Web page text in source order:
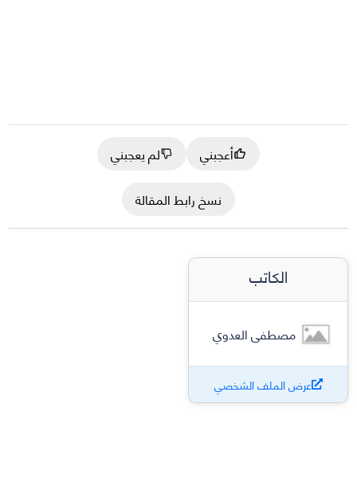
أعجبني
لم يعجبني
نسخ رابط المقالة
الكاتب
مصطفى العدوي
عرض الملف الشخصي